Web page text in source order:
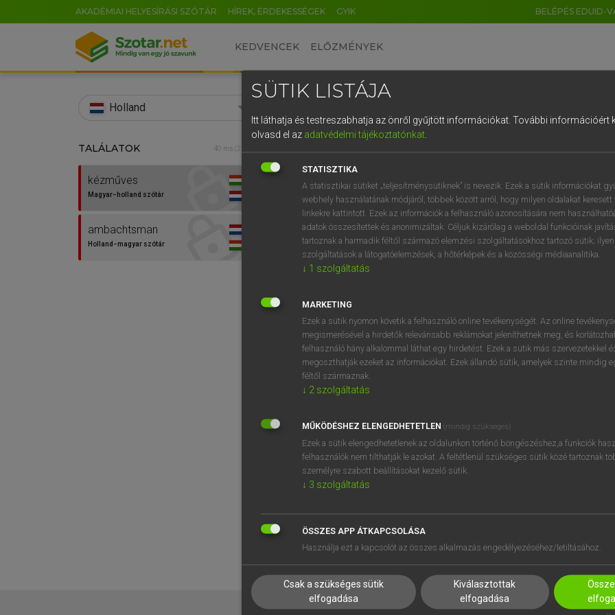
AKADÉMIAI HELYESÍRÁSI SZÓTÁR HÍREK, ÉRDEKESSÉGEK GYIK BELÉPÉS EDUID-
KEDVENCEK ELŐZMÉNYEK
Holland
TALÁLATOK 40 ms (2 db)
kézműves
Magyar−holland szótár
ambachtsman
Holland−magyar szótár
Magyar−holland szótár
VAN ELŐFIZETÉSED?
megtekintéséhez.
BELÉPÉS
próbaverziójának
regisztrálok ésbelépek.
REGISZTRÁCIÓ
SÜTIK LISTÁJA
Itt láthatja és testreszabhatja az önről gyűjtött információkat. További információért
olvasd el az adatvédelmi tájékoztatónkat.
STATISZTIKA
A statisztikai sütiket „teljesítménysütiknek” is nevezik. Ezek a sütik információkat
webhely használatának módjáról, többek között arról, hogy milyen oldalakat keresett
linkekre kattintott. Ezek az információk a felhasználó azonosítására nem
adatok összesítettek és anonimizáltak. Céljuk kizárólag a weboldal funkcióinak
tartoznak a harmadik féltől származó elemzési szolgáltatásokhoz tartozó sütik;
szolgáltatások a látogatóelemzések, a hőtérképek és a közösségi médiaanalitika.
↓ 1 szolgáltatás
MARKETING
Ezek a sütik nyomon követik a felhasználó online tevékenységét. Az online
megismerésével a hirdetők relevánsabb reklámokat jeleníthetnek meg, és
felhasználó hány alkalommal láthat egy hirdetést. Ezek a sütik más szervezetekkel
megoszthatják ezeket az információkat. Ezek állandó sütik, amelyek szinte mindig
féltől származnak.
↓ 2 szolgáltatás
MŰKÖDÉSHEZ ELENGEDHETETLEN (mindig szükséges)
Ezek a sütik elengedhetetlenek az oldalunkon történő böngészéshez,a funkciók
felhasználók nem tilthatják le azokat. A feltétlenül szükséges sütik közé tartoznak
személyre szabott beállításokat kezelő sütik.
↓ 3 szolgáltatás
ÖSSZES APP ÁTKAPCSOLÁSA
Használja ezt a kapcsolót az összes alkalmazás engedélyezéséhez/letiltásához.
Csak a szükséges sütik
elfogadása
Kiválasztottak
elfogadása
EN HU DE CN FR ES IT NL
0 1 2 3 4 5 6 7 8 9
q w e r t z u i
a s d f g h j k l é
í y x c v b n m , .